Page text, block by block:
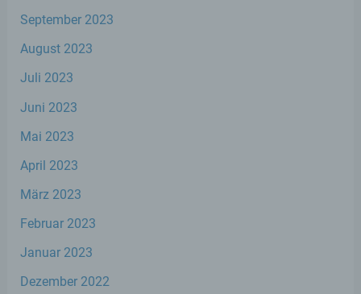
September 2023
August 2023
Juli 2023
Juni 2023
Mai 2023
April 2023
März 2023
Februar 2023
Januar 2023
Dezember 2022
Pseudonymisierung ist die Verarbeitung
personenbezogener Daten in einer Weise,
Informationen nicht mehr einer spezifischen
betroffenen Person zugeordnet werden
werden und technischen und
die gewährleisten, dass die
identifizierten oder identifizierbaren